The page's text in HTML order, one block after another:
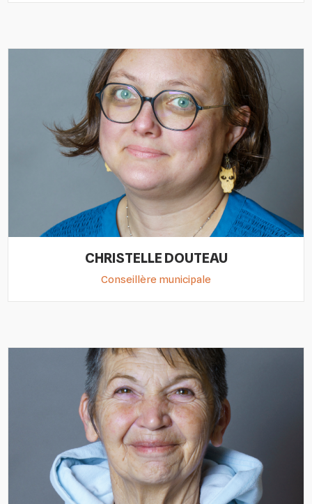
CHRISTELLE DOUTEAU
Conseillère municipale